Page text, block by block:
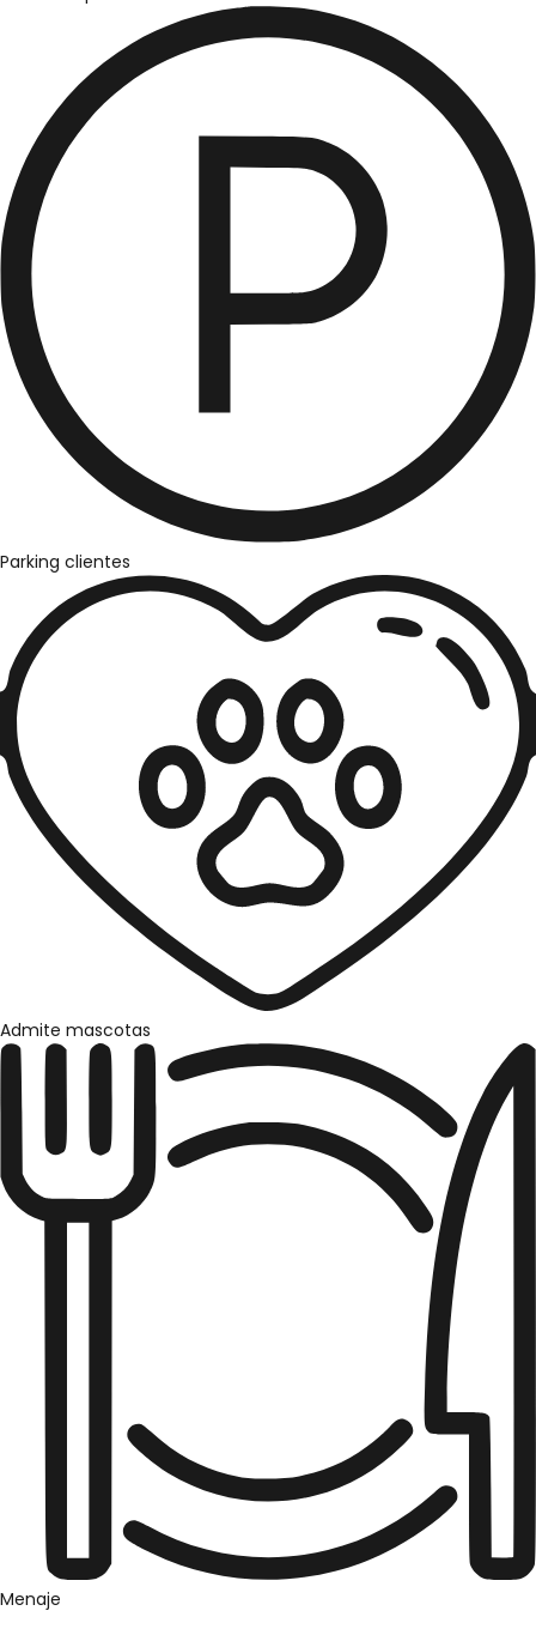
Parking clientes
Admite mascotas
Menaje